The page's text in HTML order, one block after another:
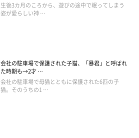
生後3カ月のころから、遊びの途中で眠ってしまう
姿が愛らしい神 …
会社の駐車場で保護された子猫、「暴君」と呼ばれ
た時期も→2才 …
会社の駐車場で母猫とともに保護された6匹の子
猫。そのうちの1 …